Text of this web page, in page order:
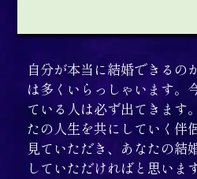
自分が本当に結婚できるの
は多くいらっしゃいます。
ている人は必ず出てきます
たの人生を共にしていく伴
見ていただき、あなたの結
していただければと思います